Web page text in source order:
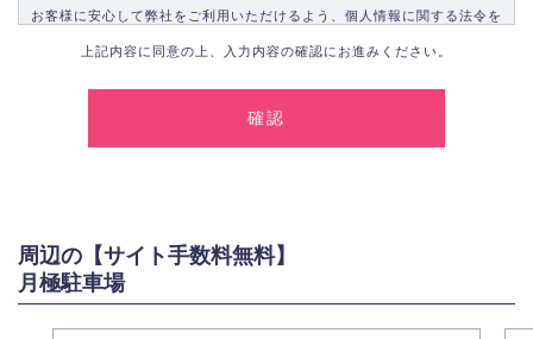
お客様に安心して弊社をご利用いただけるよう、個人情報に関する法令を
2.個人情報の利用
お問い合わせに対する回答、資料等の送付
採用に関する回答、情報の提供
上記内容に同意の上、入力内容の確認にお進みください。
周辺の【サイト手数料無料】
月極駐車場